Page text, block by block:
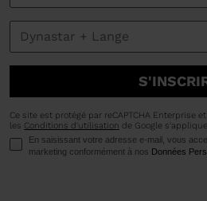
Ce site est protégé par reCAPTCHA Enterprise
les Conditions d'utilisation de Google
En saisissant votre adresse e-mail, vous
marketing conformément à nos Données